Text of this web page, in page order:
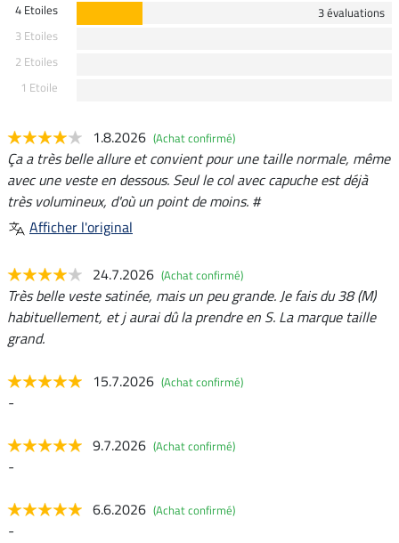
4 Etoiles
3 évaluations
3 Etoiles
2 Etoiles
1 Etoile
1.8.2026 (Achat confirmé)
Ça a très belle allure et convient pour une taille normale, même
avec une veste en dessous. Seul le col avec capuche est déjà
très volumineux, d'où un point de moins. #
Afficher l'original
24.7.2026 (Achat confirmé)
Très belle veste satinée, mais un peu grande. Je fais du 38 (M)
habituellement, et j aurai dû la prendre en S. La marque taille
grand.
15.7.2026 (Achat confirmé)
-
9.7.2026 (Achat confirmé)
-
6.6.2026 (Achat confirmé)
-